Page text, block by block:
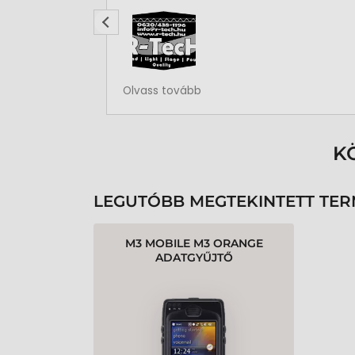
Rendben volt a rendelésem
Olvass tovább
LEGUTÓBB MEGTEKINTETT
M3 MOBILE M3 ORANGE
ADATGYŰJTŐ